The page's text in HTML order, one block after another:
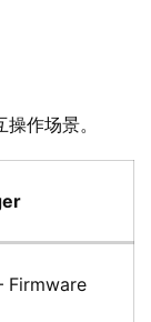
作场景。
Firmware